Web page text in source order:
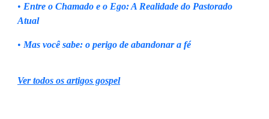
• Entre o Chamado e o Ego: A Realidade do Pastorado
Atual
• Mas você sabe: o perigo de abandonar a fé
Ver todos os artigos gospel